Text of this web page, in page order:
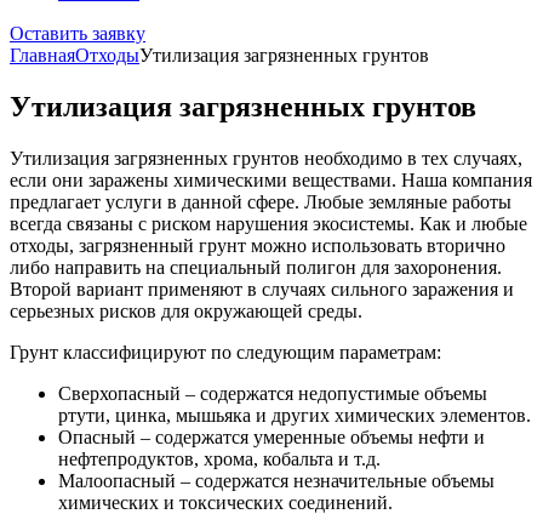
Оставить заявку
ГлавнаяОтходыУтилизация загрязненных грунтов
Утилизация загрязненных грунтов
Утилизация загрязненных грунтов необходимо в тех случаях,
если они заражены химическими веществами. Наша компания
предлагает услуги в данной сфере. Любые земляные работы
всегда связаны с риском нарушения экосистемы. Как и любые
отходы, загрязненный грунт можно использовать вторично
либо направить на специальный полигон для захоронения.
Второй вариант применяют в случаях сильного заражения и
серьезных рисков для окружающей среды.
Грунт классифицируют по следующим параметрам:
Сверхопасный – содержатся недопустимые объемы
ртути, цинка, мышьяка и других химических элементов.
Опасный – содержатся умеренные объемы нефти и
нефтепродуктов, хрома, кобальта и т.д.
Малоопасный – содержатся незначительные объемы
химических и токсических соединений.